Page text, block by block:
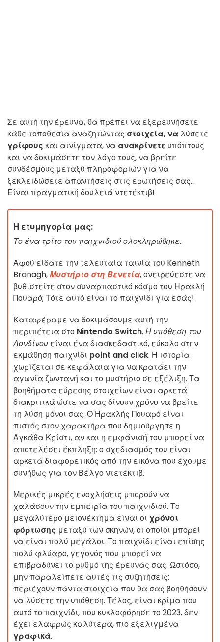
Σε αυτή την έρευνα, θα πρέπει να εξερευνήσετε
κάθε τοποθεσία αναζητώντας στοιχεία, να λύσετε
γρίφους και αινίγματα, να ανακρίνετε υπόπτους
και να δοκιμάσετε τον λόγο τους, να βρείτε
συνδέσμους μεταξύ πληροφοριών για να
ξεκλειδώσετε απαντήσεις στις ερωτήσεις σας...
Είναι πραγματική δουλειά ντετέκτιβ!
Η ετυμηγορία μας:
Το ένα τρίτο του παιχνιδιού ολοκληρώθηκε.
Αφού είδατε την τελευταία ταινία του Kenneth
Branagh,Μυστήριο στη Βενετία, ονειρεύεστε να
βυθιστείτε στον συναρπαστικό κόσμο του Ηρακλή
Πουαρό; Τότε αυτό είναι το παιχνίδι για εσάς!
Καταφέραμε να δοκιμάσουμε αυτή την
περιπέτεια στο Nintendo Switch. Η υπόθεση του
Λονδίνου είναι ένα διασκεδαστικό, εύκολο στην
εκμάθηση παιχνίδι point and click. Η ιστορία
χωρίζεται σε κεφάλαια για να κρατάει την
αγωνία ζωντανή και το μυστήριο σε εξέλιξη. Τα
βοηθήματα εύρεσης στοιχείων είναι αρκετά
διακριτικά ώστε να σας δίνουν χρόνο να βρείτε
τη λύση μόνοι σας. Ο Ηρακλής Πουαρό είναι
πιστός στον χαρακτήρα που δημιούργησε η
Αγκάθα Κρίστι, αν και η εμφάνισή του μπορεί να
αποτελέσει έκπληξη: ο σχεδιασμός του είναι
αρκετά διαφορετικός από την εικόνα που έχουμε
συνήθως για τον Βέλγο ντετέκτιβ.
Μερικές μικρές ενοχλήσεις μπορούν να
χαλάσουν την εμπειρία του παιχνιδιού. Το
μεγαλύτερο μειονέκτημα είναι οι χρόνοι
φόρτωσης μεταξύ των σκηνών, οι οποίοι μπορεί
να είναι πολύ μεγάλοι. Το παιχνίδι είναι επίσης
πολύ φλύαρο, γεγονός που μπορεί να
επιβραδύνει το ρυθμό της έρευνάς σας. Ωστόσο,
μην παραλείπετε αυτές τις συζητήσεις:
περιέχουν πάντα στοιχεία που θα σας βοηθήσουν
να λύσετε την υπόθεση. Τέλος, είναι κρίμα που
αυτό το παιχνίδι, που κυκλοφόρησε το 2023, δεν
έχει ελαφρώς καλύτερα, πιο εξελιγμένα
γραφικά.